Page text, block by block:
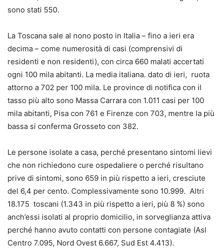
sono stati 550.
La Toscana sale al nono posto in Italia – fino a ieri era
decima – come numerosità di casi (comprensivi di
residenti e non residenti), con circa 660 malati accertati
ogni 100 mila abitanti. La media italiana. dato di ieri, ruota
attorno a 702 per 100 mila. Le province di notifica con il
tasso più alto sono Massa Carrara con 1.011 casi per 100
mila abitanti, Pisa con 761 e Firenze con 703, mentre la più
bassa si conferma Grosseto con 382.
Le persone isolate a casa, perché presentano sintomi lievi
che non richiedono cure ospedaliere o perché risultano
prive di sintomi, sono 659 in più rispetto a ieri, cresciute
del 6,4 per cento. Complessivamente sono 10.999. Altri
18.175 toscani (1.343 in più rispetto a ieri, più 8 %) sono
anch’essi isolati al proprio domicilio, in sorveglianza attiva
perché hanno avuto contatti con persone contagiate (Asl
Centro 7.095, Nord Ovest 6.667, Sud Est 4.413).